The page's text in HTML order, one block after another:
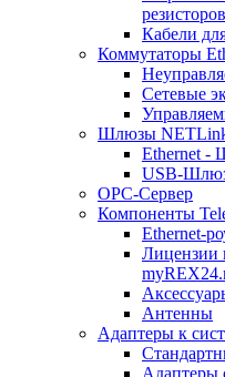
резисторов
Кабели
Коммутаторы
Сетевые
Шлюзы
Ethernet -
USB-
ОРС-Сервер
Компоненты
Ethernet-
Лицензии
Антенны
Адаптеры к
Адаптеры